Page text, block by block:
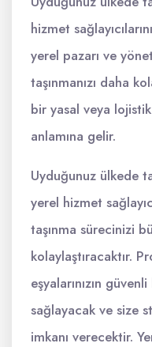
hizmet
yerel pazarı ve
taşınmanızı daha
bir yasal veya
anlamına gelir.
Uyduğunuz ülkede
yerel hizmet
taşınma sürecinizi
kolaylaştıracaktır.
eşyalarınızın
sağlayacak ve size
imkanı verecektir.